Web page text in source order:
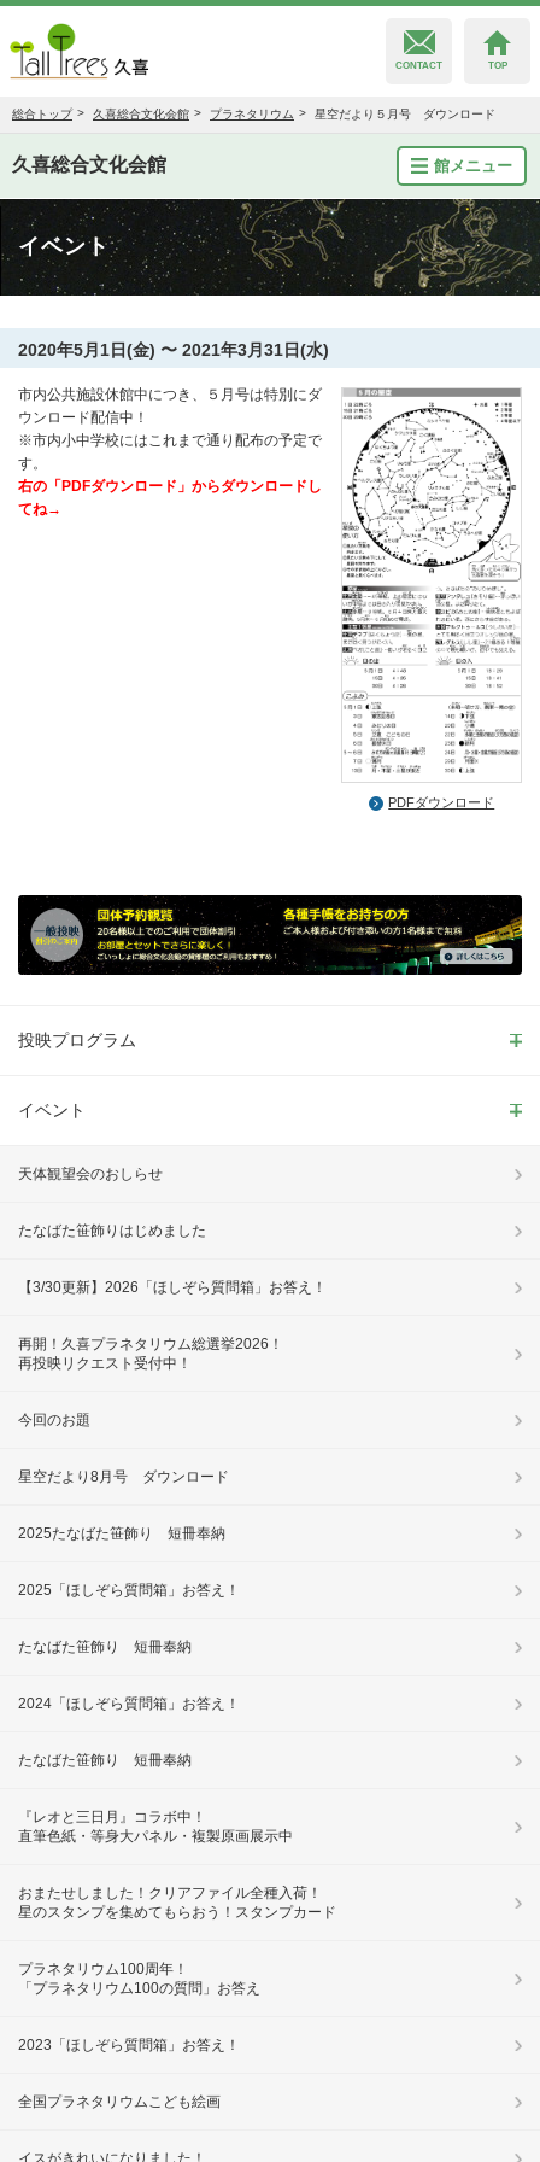
TOP
CONTACT
総合トップ 久喜総合文化会館 プラネタリウム 星空だより５月号 ダウンロード
久喜総合文化会館 館メニュー
イベント
2020年5月1日(金) 〜 2021年3月31日(水)
市内公共施設休館中につき、５月号は特別にダ
ウンロード配信中！
※市内小中学校にはこれまで通り配布の予定で
す。
右の「PDFダウンロード」からダウンロードし
てね→
PDFダウンロード
投映プログラム
イベント
天体観望会のおしらせ
たなばた笹飾りはじめました
【3/30更新】2026「ほしぞら質問箱」お答え！
再開！久喜プラネタリウム総選挙2026！
再投映リクエスト受付中！
今回のお題
星空だより8月号 ダウンロード
2025たなばた笹飾り 短冊奉納
2025「ほしぞら質問箱」お答え！
たなばた笹飾り 短冊奉納
2024「ほしぞら質問箱」お答え！
たなばた笹飾り 短冊奉納
『レオと三日月』コラボ中！
直筆色紙・等身大パネル・複製原画展示中
おまたせしました！クリアファイル全種入荷！
星のスタンプを集めてもらおう！スタンプカード
プラネタリウム100周年！
「プラネタリウム100の質問」お答え
2023「ほしぞら質問箱」お答え！
全国プラネタリウムこども絵画
イスがきれいになりました！
久喜総合文化会館
菖蒲文化会館
栗橋文化会館